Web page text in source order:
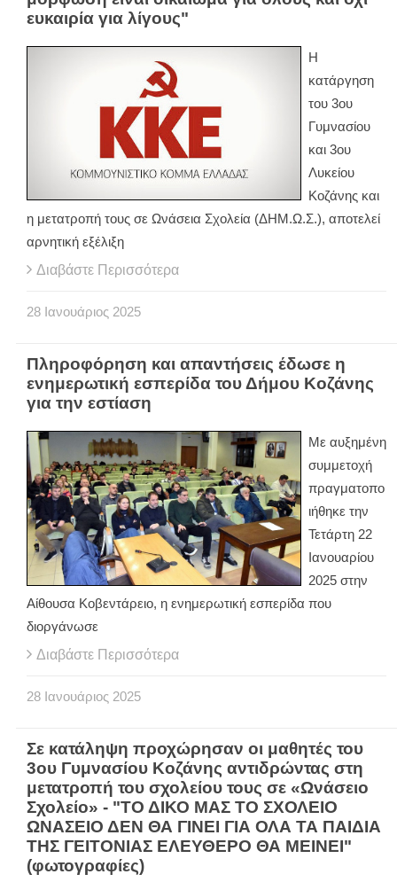
ευκαιρία για λίγους"
Η
κατάργηση
του 3ου
Γυμνασίου
και 3ου
Λυκείου
Κοζάνης και
η μετατροπή τους σε Ωνάσεια Σχολεία (ΔΗΜ.Ω.Σ.), αποτελεί
αρνητική εξέλιξη
Διαβάστε Περισσότερα
28 Ιανουάριος 2025
Πληροφόρηση και απαντήσεις έδωσε η
ενημερωτική εσπερίδα του Δήμου Κοζάνης
για την εστίαση
Με αυξημένη
συμμετοχή
πραγματοπο
ιήθηκε την
Τετάρτη 22
Ιανουαρίου
2025 στην
Αίθουσα Κοβεντάρειο, η ενημερωτική εσπερίδα που
διοργάνωσε
Διαβάστε Περισσότερα
28 Ιανουάριος 2025
Σε κατάληψη προχώρησαν οι μαθητές του
3ου Γυμνασίου Κοζάνης αντιδρώντας στη
μετατροπή του σχολείου τους σε «Ωνάσειο
Σχολείο» - "ΤΟ ΔΙΚΟ ΜΑΣ ΤΟ ΣΧΟΛΕΙΟ
ΩΝΑΣΕΙΟ ΔΕΝ ΘΑ ΓΙΝΕΙ ΓΙΑ ΟΛΑ ΤΑ ΠΑΙΔΙΑ
ΤΗΣ ΓΕΙΤΟΝΙΑΣ ΕΛΕΥΘΕΡΟ ΘΑ ΜΕΙΝΕΙ"
(φωτογραφίες)